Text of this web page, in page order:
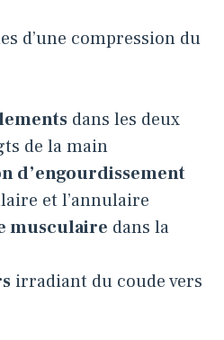
d’une compression du
dans les deux
de la main
d’engourdissement
et l’annulaire
musculaire dans la
irradiant du coude vers